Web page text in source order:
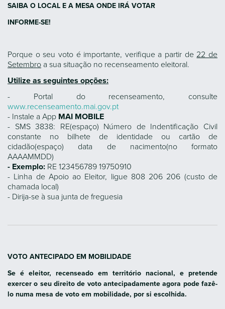
SAIBA O LOCAL E A MESA ONDE IRÁ VOTAR
INFORME-SE!
Porque o seu voto é importante, verifique a partir de 22 de
Setembro a sua situação no recenseamento eleitoral.
Utilize as seguintes opções:
- Portal do recenseamento, consulte
www.recenseamento.mai.gov.pt
- Instale a App MAI MOBILE
- SMS 3838: RE(espaço) Número de Indentificação Civil
constante no bilhete de identidade ou cartão de
cidadão(espaço) data de nacimento(no formato
AAAAMMDD)
- Exemplo: RE 123456789 19750910
- Linha de Apoio ao Eleitor, ligue 808 206 206 (custo de
chamada local)
- Dirija-se à sua junta de freguesia
VOTO ANTECIPADO EM MOBILIDADE
Se é eleitor, recenseado em território nacional, e pretende
exercer o seu direito de voto antecipadamente agora pode fazê-
lo numa mesa de voto em mobilidade, por si escolhida.